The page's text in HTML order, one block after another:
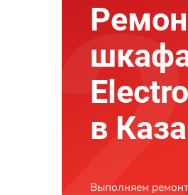
в
Выполняем